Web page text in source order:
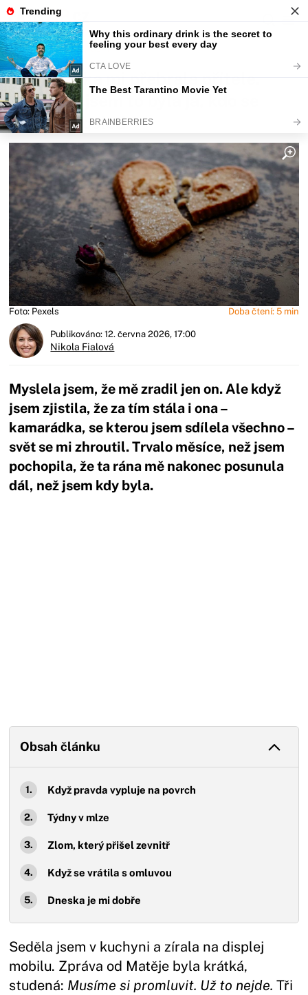
Fajntip.cz Magazín
Kamarádka mi přebrala přítele.
Nakonec jsem to byla já, kdo se
smál naposled
Foto: Pexels Doba čtení: 5 min
Publikováno: 12. června 2026, 17:00
Nikola Fialová
Myslela jsem, že mě zradil jen on. Ale když
jsem zjistila, že za tím stála i ona –
kamarádka, se kterou jsem sdílela všechno –
svět se mi zhroutil. Trvalo měsíce, než jsem
pochopila, že ta rána mě nakonec posunula
dál, než jsem kdy byla.
Obsah článku
Když pravda vypluje na povrch
Týdny v mlze
Zlom, který přišel zevnitř
Když se vrátila s omluvou
Dneska je mi dobře
Seděla jsem v kuchyni a zírala na displej
mobilu. Zpráva od Matěje byla krátká,
studená: Musíme si promluvit. Už to nejde. Tři